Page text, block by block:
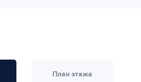
План этажа